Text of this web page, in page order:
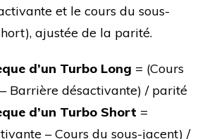
et le cours du sous-
ajustée de la parité.
d’un Turbo Long = (Cours
Barrière désactivante) / parité
d’un Turbo Short =
– Cours du sous-jacent) /